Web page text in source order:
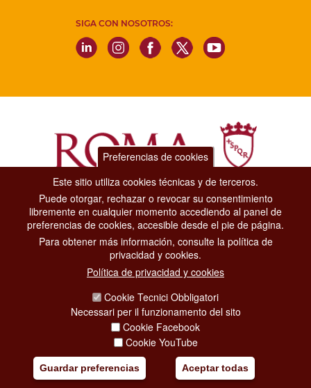
SIGA CON NOSOTROS:
Dipartimento Grandi Eventi, Sport, Turismo e Moda.
Via di San Basilio, 51
00187 Roma
CONTACT CENTER TEL. 06 06 08
CONTATTA LA REDAZIONE
SOCIAL MEDIA POLICY
Preferencias de cookies
Este sitio utiliza cookies técnicas y de terceros.
Puede otorgar, rechazar o revocar su consentimiento
libremente en cualquier momento accediendo al panel de
preferencias de cookies, accesible desde el pie de página.
Para obtener más información, consulte la política de
privacidad y cookies.
Política de privacidad y cookies
Cookie Tecnici Obbligatori
Necessari per il funzionamento del sito
Cookie Facebook
Cookie YouTube
Guardar preferencias Aceptar todas